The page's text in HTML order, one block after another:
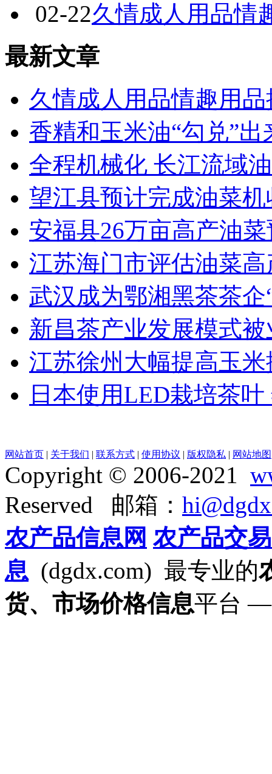
02-22久情成人用品情
最新文章
久情成人用品情趣用
香精和玉米油“勾兑”
全程机械化 长江流域
望江县预计完成油菜
安福县26万亩高产油
江苏海门市评估油菜
武汉成为鄂湘黑茶茶企
新昌茶产业发展模式
江苏徐州大幅提高玉
日本使用LED栽培茶
网站首页 | 关于我们 | 联系方式 | 使用协议 | 版权隐私 | 网站地图
Copyright © 2006-2021
Reserved 邮箱：
农产品信息网 农产品交
息 (dgdx.com) 最专业的
货、市场价格信息平台